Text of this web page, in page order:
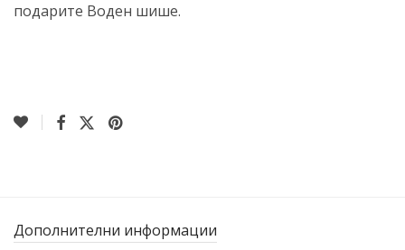
подарите Воден шише.
Дополнителни информации